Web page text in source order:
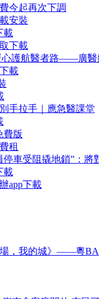
今起再次下調
安裝
載
下載
心護航醫者路——廣醫
載
手拉手｜應急醫課堂
費版
租
停車受阻撬地鎖”：將
載
app下載
，我的城》——粵